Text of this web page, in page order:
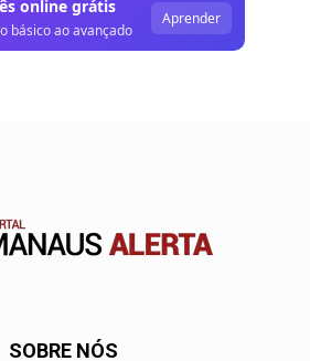
online grátis
básico ao avançado
Aprender
SOBRE NÓS